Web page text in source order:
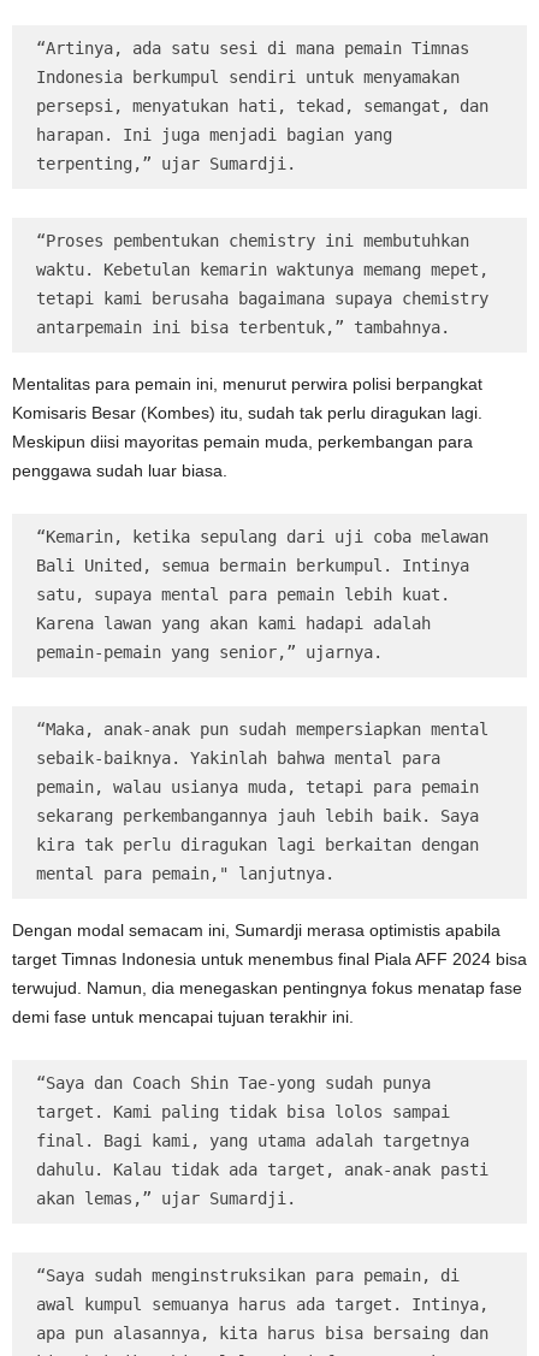
“Artinya, ada satu sesi di mana pemain Timnas
Indonesia berkumpul sendiri untuk menyamakan
persepsi, menyatukan hati, tekad, semangat, dan
harapan. Ini juga menjadi bagian yang
terpenting,” ujar Sumardji.
“Proses pembentukan chemistry ini membutuhkan
waktu. Kebetulan kemarin waktunya memang mepet,
tetapi kami berusaha bagaimana supaya chemistry
antarpemain ini bisa terbentuk,” tambahnya.
Mentalitas para pemain ini, menurut perwira polisi berpangkat
Komisaris Besar (Kombes) itu, sudah tak perlu diragukan lagi.
Meskipun diisi mayoritas pemain muda, perkembangan para
penggawa sudah luar biasa.
“Kemarin, ketika sepulang dari uji coba melawan
Bali United, semua bermain berkumpul. Intinya
satu, supaya mental para pemain lebih kuat.
Karena lawan yang akan kami hadapi adalah
pemain-pemain yang senior,” ujarnya.
“Maka, anak-anak pun sudah mempersiapkan mental
sebaik-baiknya. Yakinlah bahwa mental para
pemain, walau usianya muda, tetapi para pemain
sekarang perkembangannya jauh lebih baik. Saya
kira tak perlu diragukan lagi berkaitan dengan
mental para pemain," lanjutnya.
Dengan modal semacam ini, Sumardji merasa optimistis apabila
target Timnas Indonesia untuk menembus final Piala AFF 2024 bisa
terwujud. Namun, dia menegaskan pentingnya fokus menatap fase
demi fase untuk mencapai tujuan terakhir ini.
“Saya dan Coach Shin Tae-yong sudah punya
target. Kami paling tidak bisa lolos sampai
final. Bagi kami, yang utama adalah targetnya
dahulu. Kalau tidak ada target, anak-anak pasti
akan lemas,” ujar Sumardji.
“Saya sudah menginstruksikan para pemain, di
awal kumpul semuanya harus ada target. Intinya,
apa pun alasannya, kita harus bisa bersaing dan